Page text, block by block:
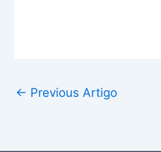
← Previous Artigo